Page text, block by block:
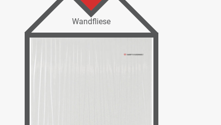
Wandfliese